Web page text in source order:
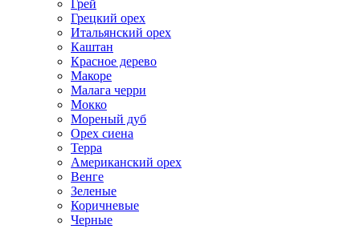
Грей
Грецкий орех
Итальянский орех
Каштан
Красное дерево
Макоре
Малага черри
Мокко
Мореный дуб
Орех сиена
Терра
Американский орех
Венге
Зеленые
Коричневые
Черные